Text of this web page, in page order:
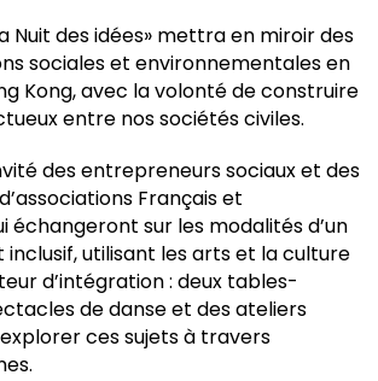
Nuit des idées» mettra en miroir des
sociales et environnementales en
Kong, avec la volonté de construire
entre nos sociétés civiles.
des entrepreneurs sociaux et des
Français et
échangeront sur les modalités d’un
utilisant les arts et la culture
d’intégration : deux tables-
de danse et des ateliers
ces sujets à travers